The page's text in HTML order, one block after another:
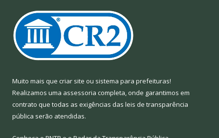
Muito mais que criar site ou sistema para prefeituras!
Realizamos uma assessoria completa, onde garantimos em
contrato que todas as exigências das leis de transparência
pública serão atendidas.